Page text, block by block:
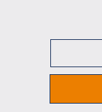
mailadres